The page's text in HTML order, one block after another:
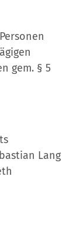
gem. § 5
Lang